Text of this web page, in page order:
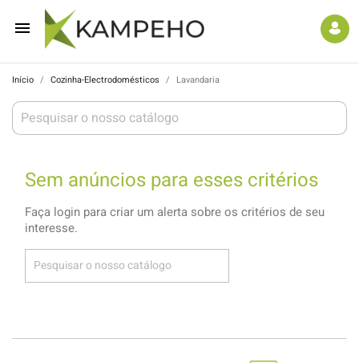

Início Cozinha-Electrodomésticos Lavandaria
Sem anúncios para esses critérios
Faça login para criar um alerta sobre os critérios de seu
interesse.